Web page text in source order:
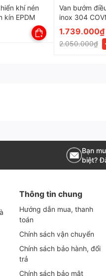
loại đòn bẩy và loại
kết nối wafer giúp van
bướm khác (ví dụ: van
lắp đặt và giảm chi
lắp đặt van bướm wafer
khí nén
kín EPDM
Van bướm
inox 304
1.739.000₫
2.050.000₫
Bạn
biệt?
Thông tin chung
Hướng dẫn mua, thanh
toán
Chính sách vận chuyển
Chính sách bảo hành, đổi
trả
Chính sách bảo mật